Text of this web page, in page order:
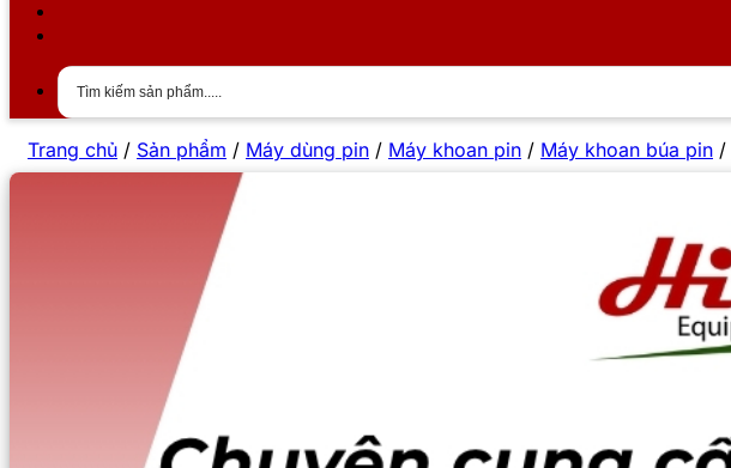
Trang chủ / Sản phẩm / Máy dùng pin / Máy khoan pin / Máy khoan búa pin /